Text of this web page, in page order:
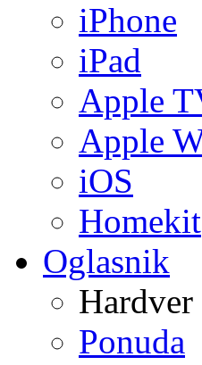
iPhone
iPad
Apple
Apple
iOS
Homekit
Oglasnik
Hardver
Ponuda